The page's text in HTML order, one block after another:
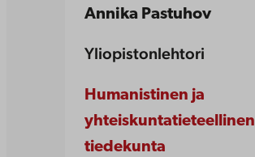
Annika Pastuhov
Yliopistonlehtori
Humanistinen ja
yhteiskuntatieteellinen
tiedekunta